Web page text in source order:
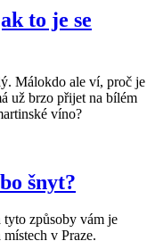
to je se
Málokdo ale ví, proč je
už brzo přijet na bílém
víno?
šnyt?
způsoby vám je
v Praze.